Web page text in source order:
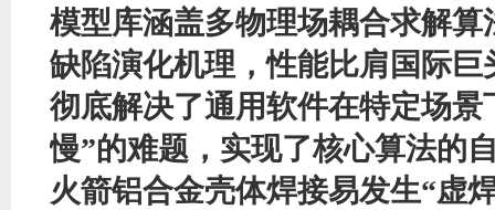
模型库涵盖多物理场耦合求解
缺陷演化机理，性能比肩国际巨
彻底解决了通用软件在特定场景
慢”的难题，实现了核心算法的
火箭铝合金壳体焊接易发生“虚